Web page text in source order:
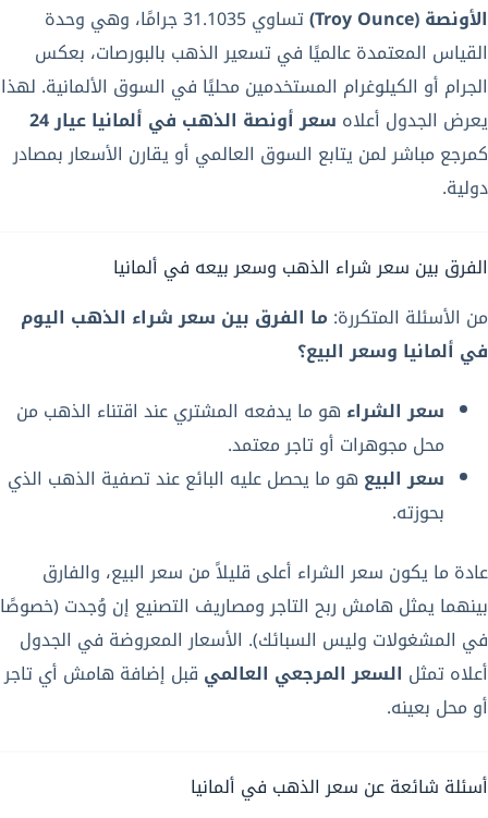
الأونصة (Troy Ounce)
تساوي 31.1035 جرامًا، وهي وحدة
القياس المعتمدة عالميًا في تسعير الذهب بالبورصات، بعكس
الجرام أو الكيلوغرام المستخدمين محليًا في السوق الألمانية. لهذا
يعرض الجدول أعلاه سعر أونصة الذهب في ألمانيا عيار 24
كمرجع مباشر لمن يتابع السوق العالمي أو يقارن الأسعار بمصادر
دولية.
الفرق بين سعر شراء الذهب وسعر بيعه في ألمانيا
من الأسئلة المتكررة: ما الفرق بين سعر شراء الذهب اليوم
في ألمانيا وسعر البيع؟
سعر الشراء هو ما يدفعه المشتري عند اقتناء الذهب من
محل مجوهرات أو تاجر معتمد.
سعر البيع هو ما يحصل عليه البائع عند تصفية الذهب الذي
بحوزته.
عادة ما يكون سعر الشراء أعلى قليلاً من سعر البيع، والفارق
بينهما يمثل هامش ربح التاجر ومصاريف التصنيع إن وُجدت (خصوصًا
في المشغولات وليس السبائك). الأسعار المعروضة في الجدول
أعلاه تمثل السعر المرجعي العالمي قبل إضافة هامش أي تاجر
أو محل بعينه.
أسئلة شائعة عن سعر الذهب في ألمانيا